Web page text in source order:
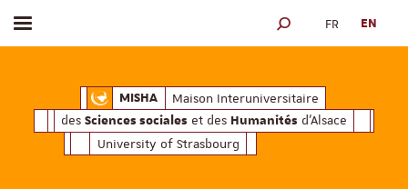
MISHAMaison Interuniversitaire des
Maison Interuniversitaire
des Sciences sociales et des Humanités d'Alsace
University of Strasbourg
Toggle menu SEARCH ENGINE
FR EN